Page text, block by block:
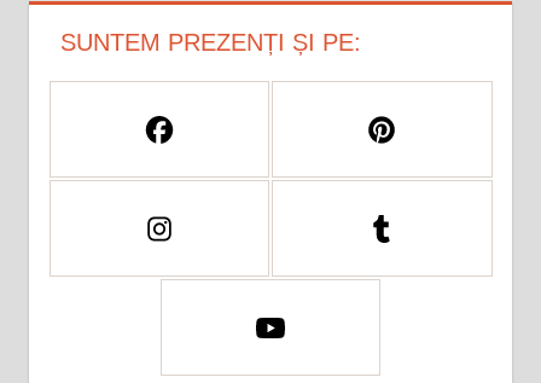
SUNTEM PREZENȚI ȘI PE: